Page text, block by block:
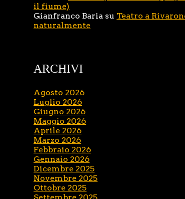
il fiume)
Gianfranco Baria su Teatro a
naturalmente
ARCHIVI
Agosto 2026
Luglio 2026
Giugno 2026
Maggio 2026
Aprile 2026
Marzo 2026
Febbraio 2026
Gennaio 2026
Dicembre 2025
Novembre 2025
Ottobre 2025